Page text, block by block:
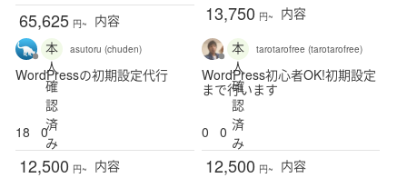
65,625 円~ 内容 13,750 円~
内容
本
人
確
認
済
み
asutoru (chuden)
WordPressの初期設定代行
18 0
12,500 円~ 内容
本
人
確
認
済
み
tarotarofree (tarotarofree)
WordPress初心者OK!初期設定
まで行います
0 0
12,500 円~
内容